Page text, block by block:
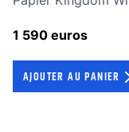
1 590 euros
AJOUTER AU PANIER